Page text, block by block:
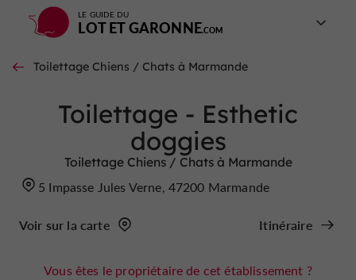
LE GUIDE DU
LOT ET GARONNE
Toilettage Chiens / Chats à Marmande
Toilettage - Esthetic
doggies
Toilettage Chiens / Chats à Marmande
5 Impasse Jules Verne, 47200 Marmande
Voir sur la carte Itinéraire
Vous êtes le propriétaire de cet établissement ?